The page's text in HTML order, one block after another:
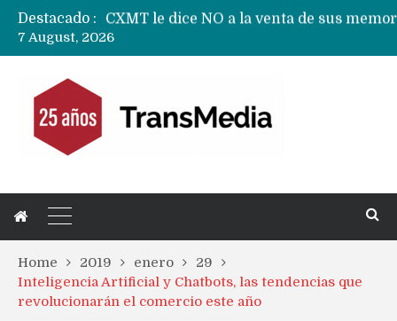
Destacado :
7 August, 2026
Home 2019 enero
29
Inteligencia Artificial y Chatbots, las tendencias que
revolucionarán el comercio este año